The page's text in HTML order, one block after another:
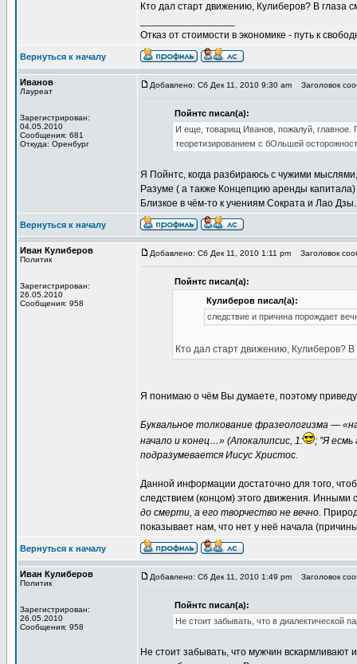
Кто дал старт движению, Кулиберов? В глаза
Отказ от стоимости в экономике - путь к
Вернуться к началу
Иванов
Лауреат
Зарегистрирован:
04.05.2010
Сообщения: 681
Откуда: Оренбург
Добавлено: Сб Дек 11, 2010 9:30 am Заголовок
Пойнтс писал(а):
И еще, товарищ Иванов, пожалуй, главное.
теоретизированием с бОльшей
Я Пойнтс, когда разбираюсь с чужими
Разуме ( а также Концепцию аренды капитала)
Близкое в чём-то к учениям Сократа и Лао Дзы.
Вернуться к началу
Иван Кулиберов
Политик
Зарегистрирован:
26.05.2010
Сообщения: 958
Добавлено: Сб Дек 11, 2010 1:11 pm Заголовок
Пойнтс писал(а):
Кулиберов писал(а):
следствие и причина порождает
Кто дал старт движению, Кулиберов? В
Я понимаю о чём Вы думаете, поэтому
Буквальное толкование фразеологизма —
начало и конец…» (Апокалипсис, 1:
; ”Я
подразумевается Иисус Христос.
Данной информации достаточно для того,
следствием (концом) этого движения. Инными
до смерти, а его творчество не вечно.
показывает нам, что нет у неё начала
Вернуться к началу
Иван Кулиберов
Политик
Зарегистрирован:
26.05.2010
Сообщения: 958
Добавлено: Сб Дек 11, 2010 1:49 pm Заголовок
Пойнтс писал(а):
Не стоит забывать, что в диалектической
Не стоит забывать, что мужчин